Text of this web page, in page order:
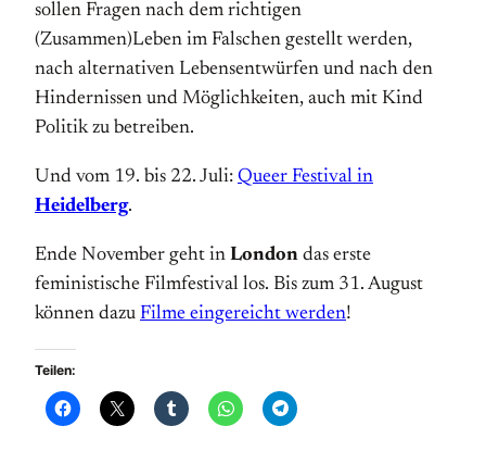
sollen Fragen nach dem richtigen
(Zusammen)Leben im Falschen gestellt werden,
nach alternativen Lebensentwürfen und nach den
Hindernissen und Möglichkeiten, auch mit Kind
Politik zu betreiben.
Und vom 19. bis 22. Juli: Queer Festival in
Heidelberg.
Ende November geht in London das erste
feministische Filmfestival los. Bis zum 31. August
können dazu Filme eingereicht werden!
Teilen: